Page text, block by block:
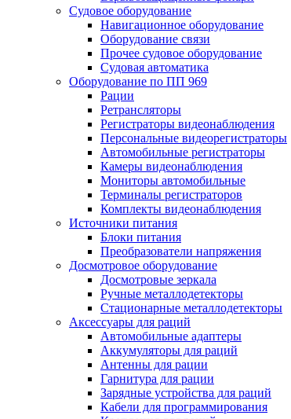
Судовое оборудование
Навигационное оборудование
Оборудование связи
Прочее судовое оборудование
Судовая автоматика
Оборудование по ПП 969
Рации
Ретрансляторы
Регистраторы видеонаблюдения
Персональные видеорегистраторы
Автомобильные регистраторы
Камеры видеонаблюдения
Мониторы автомобильные
Терминалы регистраторов
Комплекты видеонаблюдения
Источники питания
Блоки питания
Преобразователи напряжения
Досмотровое оборудование
Досмотровые зеркала
Ручные металлодетекторы
Стационарные металлодетекторы
Аксессуары для раций
Автомобильные адаптеры
Аккумуляторы для раций
Антенны для рации
Гарнитура для рации
Зарядные устройства для раций
Кабели для программирования